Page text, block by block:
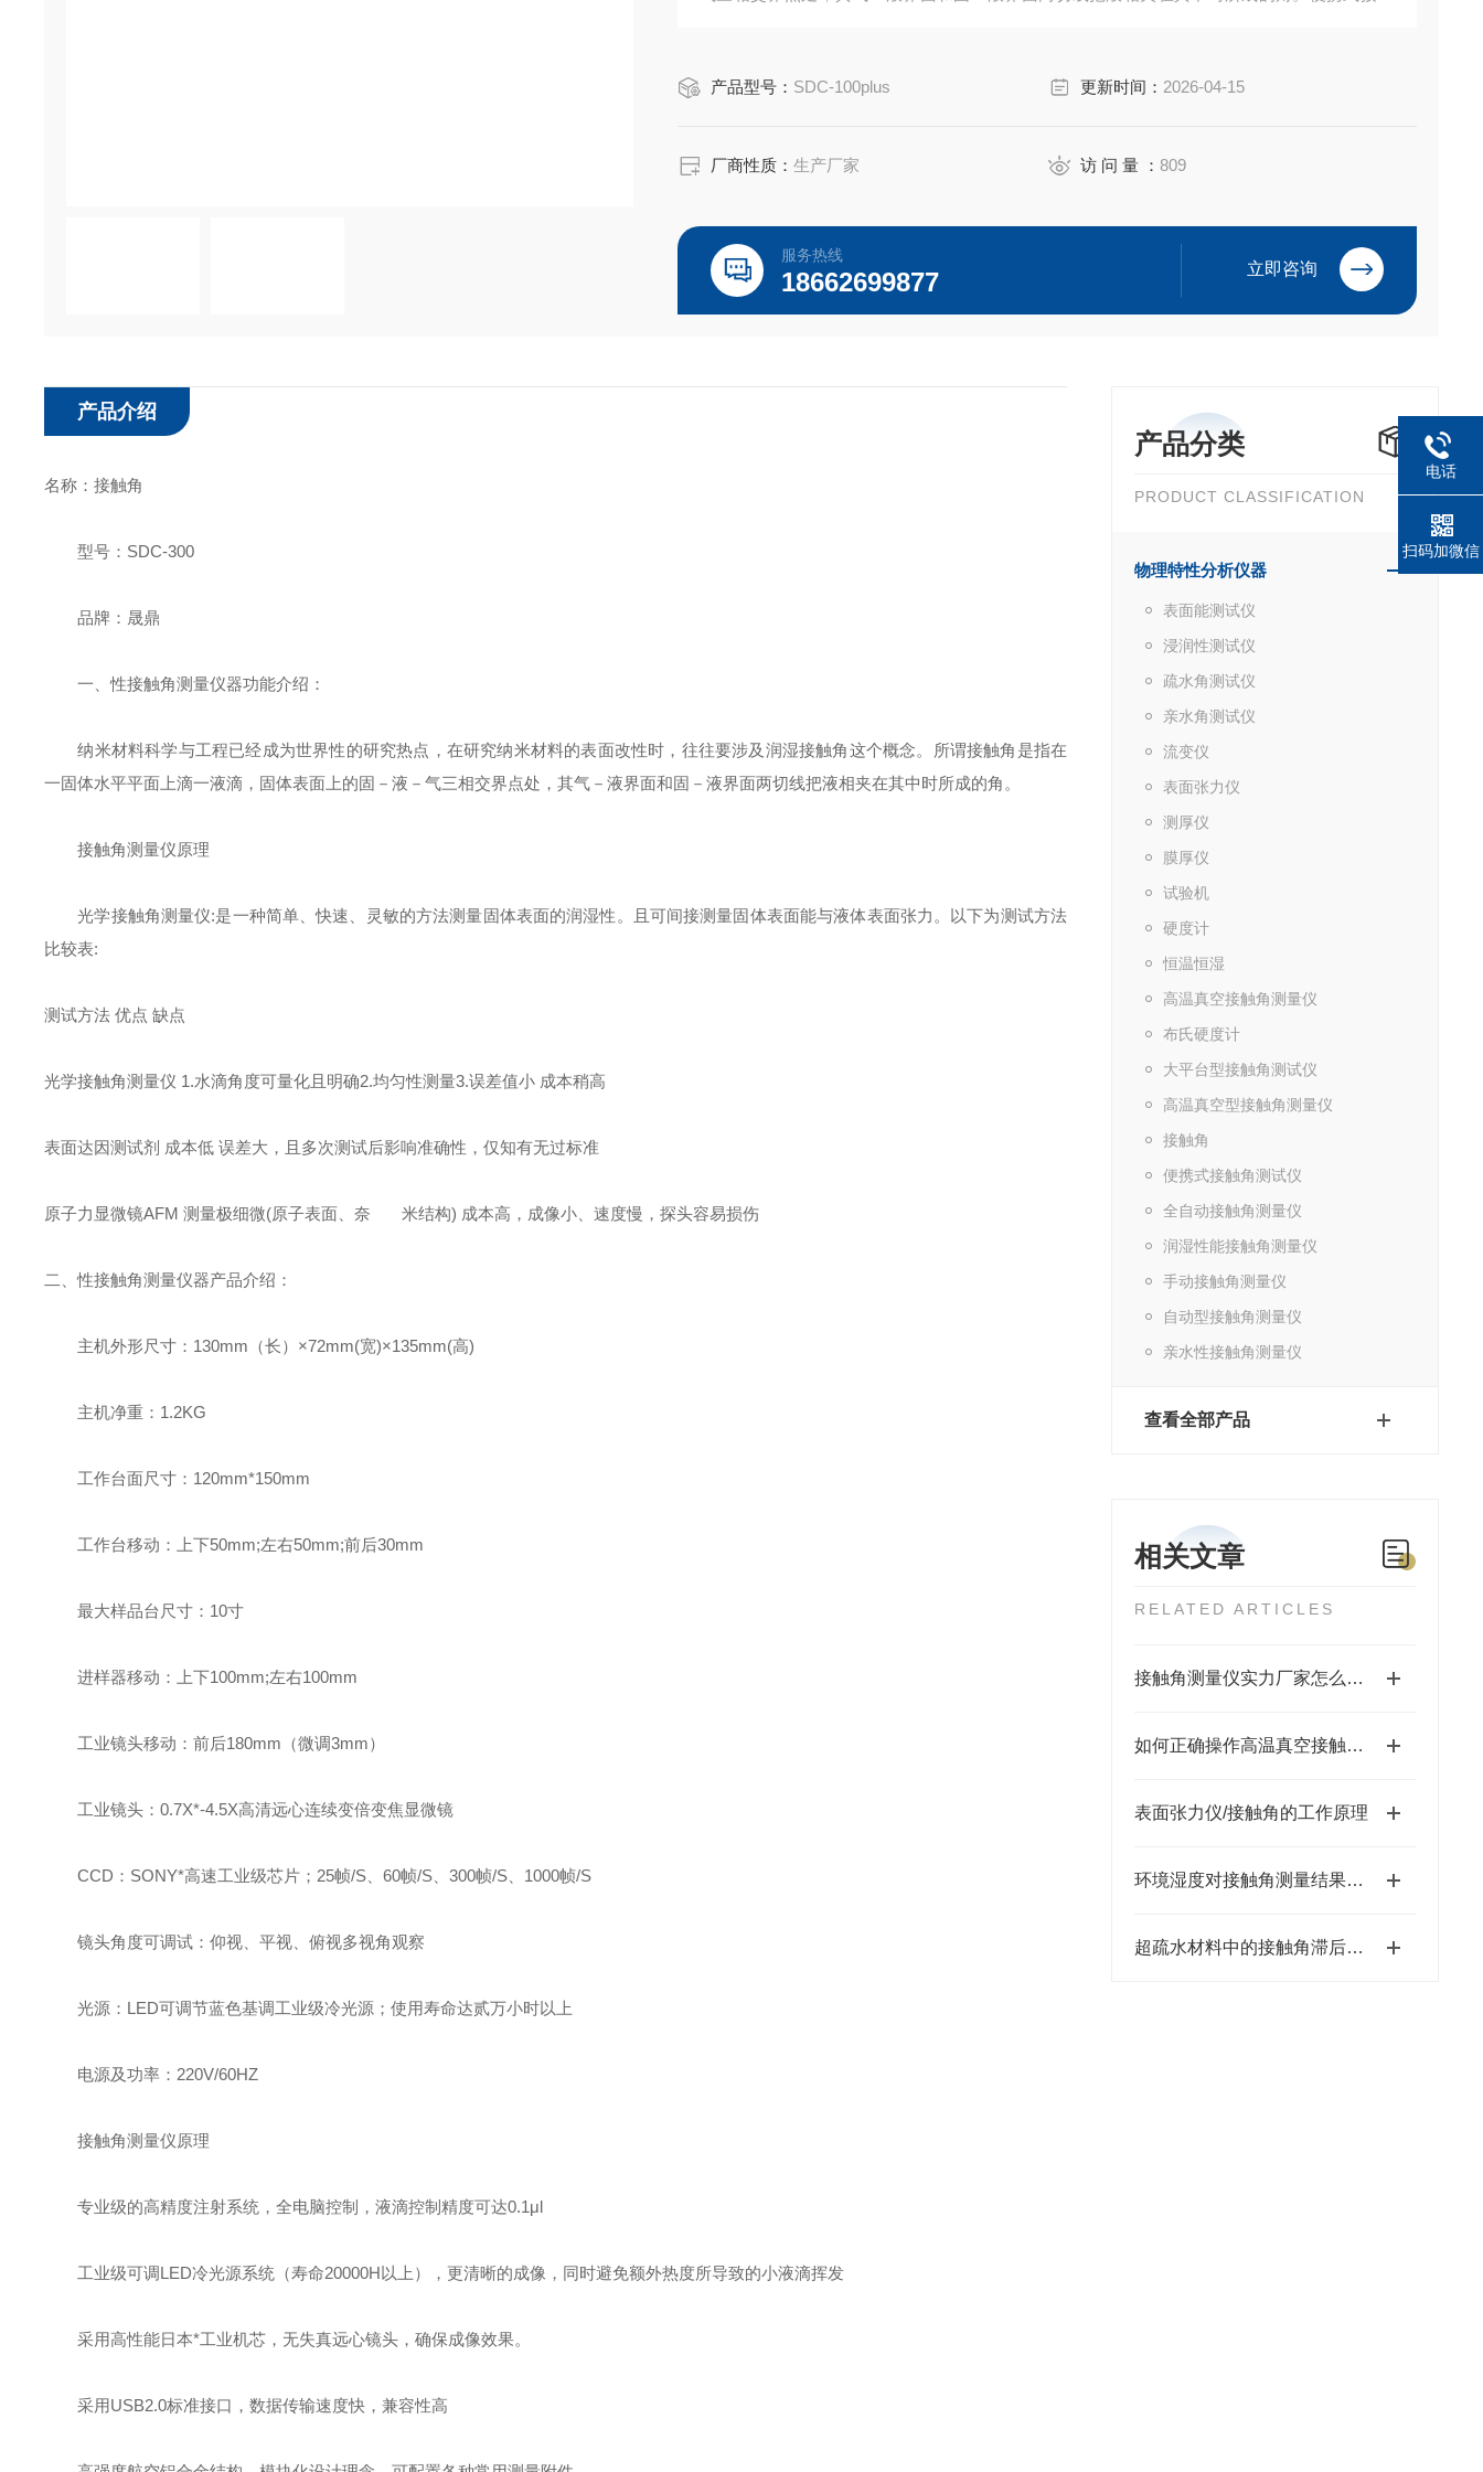
产品型号： SDC-100plus 更新时间： 2026-04-15
厂商性质：生产厂家 访 问 量 ：809
服务热线
18662699877 立即咨询
产品分类
PRODUCT CLASSIFICATION
物理特性分析仪器
表面能测试仪
浸润性测试仪
疏水角测试仪
亲水角测试仪
流变仪
表面张力仪
测厚仪
膜厚仪
试验机
硬度计
恒温恒湿
高温真空接触角测量仪
布氏硬度计
大平台型接触角测试仪
高温真空型接触角测量仪
接触角
便携式接触角测试仪
全自动接触角测量仪
润湿性能接触角测量仪
手动接触角测量仪
自动型接触角测量仪
亲水性接触角测量仪
查看全部产品
相关文章
RELATED ARTICLES
接触角测量仪实力厂家怎么选？苏州福佰特 10 年专注精密仪器研发生产
如何正确操作高温真空接触角测量仪？步骤详解
表面张力仪/接触角的工作原理
​环境湿度对接触角测量结果的影响及控制策略
超疏水材料中的接触角滞后现象研究
产品介绍
名称：接触角
型号：SDC-300
品牌：晟鼎
一、性接触角测量仪器功能介绍：
纳米材料科学与工程已经成为世界性的研究热点，在研究纳米材料的表面改性时，往往要涉及润湿接触角这个概念。所谓接触角是指在
一固体水平平面上滴一液滴，固体表面上的固－液－气三相交界点处，其气－液界面和固－液界面两切线把液相夹在其中时所成的角。
接触角测量仪原理
光学接触角测量仪:是一种简单、快速、灵敏的方法测量固体表面的润湿性。且可间接测量固体表面能与液体表面张力。以下为测试方法
比较表:
测试方法 优点 缺点
光学接触角测量仪 1.水滴角度可量化且明确2.均匀性测量3.误差值小 成本稍高
表面达因测试剂 成本低 误差大，且多次测试后影响准确性，仅知有无过标准
原子力显微镜AFM 测量极细微(原子表面、奈 米结构) 成本高，成像小、速度慢，探头容易损伤
二、性接触角测量仪器产品介绍：
主机外形尺寸： 130mm（长）×72mm(宽)×135mm(高)
主机净重：1.2KG
工作台面尺寸：120mm*150mm
工作台移动：上下50mm;左右50mm;前后30mm
最大样品台尺寸：10寸
进样器移动：上下100mm;左右100mm
工业镜头移动：前后180mm（微调3mm）
工业镜头：0.7X*-4.5X高清远心连续变倍变焦显微镜
CCD：SONY*高速工业级芯片；25帧/S、60帧/S、300帧/S、1000帧/S
镜头角度可调试：仰视、平视、俯视多视角观察
光源：LED可调节蓝色基调工业级冷光源；使用寿命达贰万小时以上
电源及功率：220V/60HZ
接触角测量仪原理
专业级的高精度注射系统，全电脑控制，液滴控制精度可达0.1μl
工业级可调LED冷光源系统（寿命20000H以上），更清晰的成像，同时避免额外热度所导致的小液滴挥发
采用高性能日本*工业机芯，无失真远心镜头，确保成像效果。
采用USB2.0标准接口，数据传输速度快，兼容性高
电话
扫码加微信